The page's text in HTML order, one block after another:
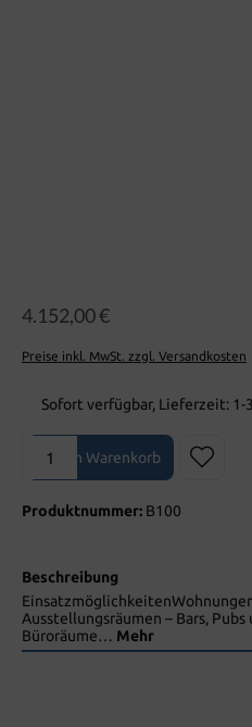
4.152,00 €
Preise inkl. MwSt. zzgl. Versandkosten
Sofort verfügbar, Lieferzeit: 1-
Produkt Anzahl: Gib den
In den Warenkorb
Produktnummer: B100
Beschreibung
Ausstellungsräumen – Bars,
Büroräume… Mehr